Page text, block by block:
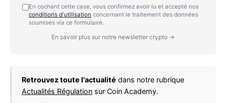
En cochant cette case, vous confirmez avoir lu et accepté nos
conditions d'utilisation concernant le traitement des données
soumises via ce formulaire.
En savoir plus sur notre newsletter crypto →
Retrouvez toute l'actualité dans notre rubrique
Actualités Régulation sur Coin Academy.